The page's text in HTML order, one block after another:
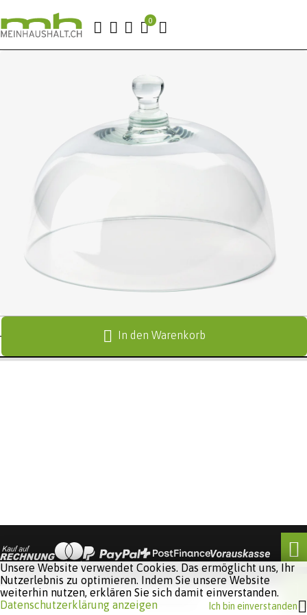
In den Warenkorb
Software:
Unsere Website verwendet Cookies. Das ermöglicht uns, Ihr
Nutzerlebnis zu optimieren. Indem Sie unsere Website
weiterhin nutzen, erklären Sie sich damit einverstanden.
Datenschutzerklärung anzeigen
Ich bin einverstanden